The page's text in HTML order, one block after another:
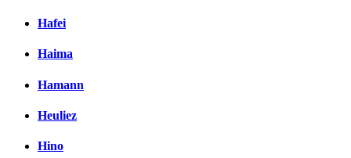
Hafei
Haima
Hamann
Heuliez
Hino